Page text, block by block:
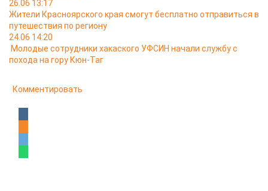
26.06 13:17
Жители Красноярского края смогут бесплатно отправиться в
путешествия по региону
24.06 14:20
Молодые сотрудники хакаского УФСИН начали службу с
похода на гору Кюн-Таг
Комментировать